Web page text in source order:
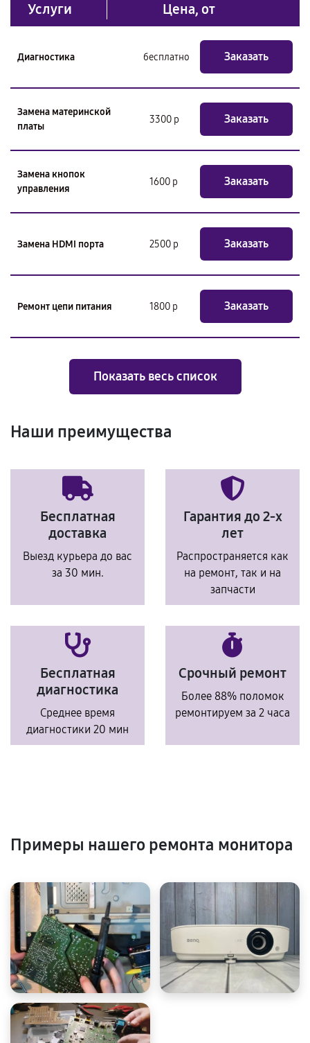
Услуги Цена, от
Диагностика бесплатно Заказать
Замена материнской
платы
3300 р Заказать
Замена кнопок
управления
1600 р Заказать
Замена HDMI порта 2500 р Заказать
Ремонт цепи питания 1800 р Заказать
Показать весь список
Наши преимущества
Бесплатная
доставка
Выезд курьера до вас
за 30 мин.
Гарантия до 2-х
лет
Распространяется как
на ремонт, так и на
запчасти
Бесплатная
диагностика
Среднее время
диагностики 20 мин
Срочный ремонт
Более 88% поломок
ремонтируем за 2 часа
Примеры нашего ремонта монитора